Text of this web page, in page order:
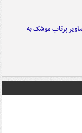
پرتاب موشک به